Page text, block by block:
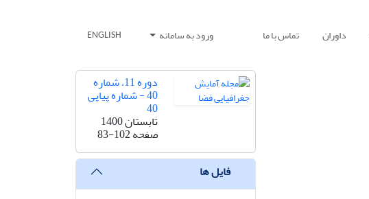
داوران تماس با ما ورود به سامانه ENGLISH
دوره 11، شماره
40 - شماره پیاپی
40
تابستان 1400
صفحه83-102
فایل ها